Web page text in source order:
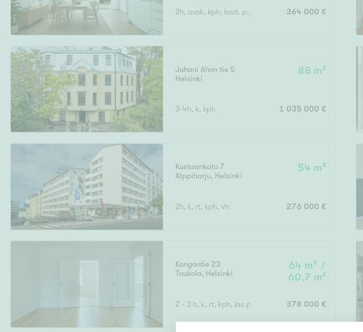
Välttävä
Ominaisuudet
Hissi
2h, avok, kph, lasit. p., avoterassi364 000 €
Juhani Ahon tie 5
Helsinki
88 m²
3-4h, k, kph 1 035 000 €
Kustaankatu 7
Alppiharju, Helsinki
54 m²
2h, k, rt, kph, vh 276 000 €
Kongontie 23
Toukola, Helsinki
64 m² /
60,7 m²
2 - 3 h, k, rt, kph, las.p 378 000 €